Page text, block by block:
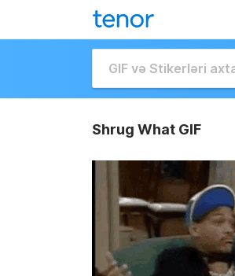
Shrug What GIF